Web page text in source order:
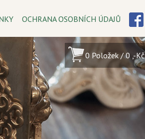
OCHRANA OSOBNÍCH ÚDAJŮ
0 Položek / 0 ,-Kč